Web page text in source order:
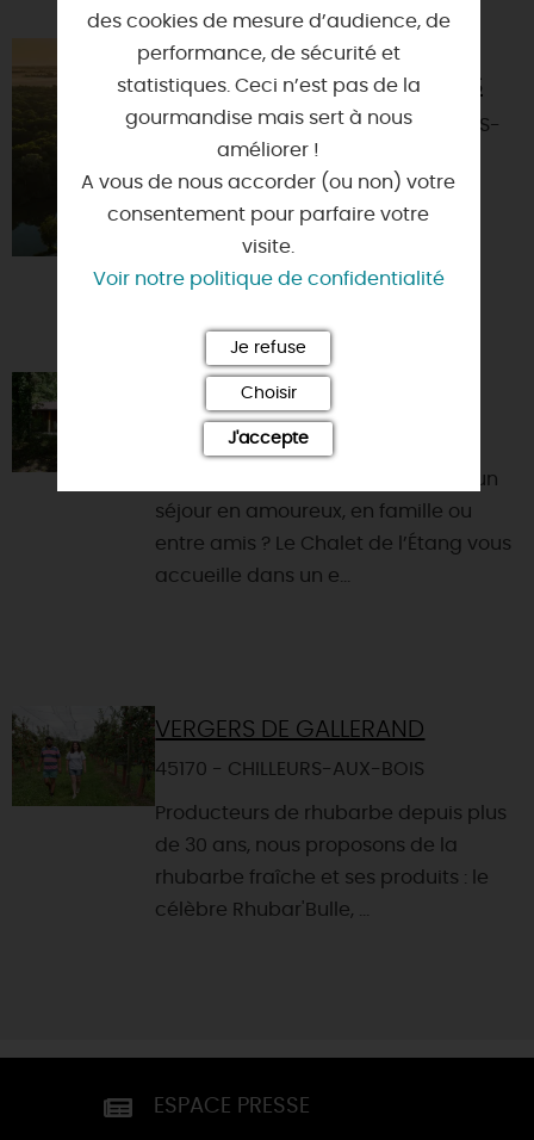
CHÂTEAU DE
CHAMEROLLES
45170 - CHILLEURS-
CHALET DE L'ETANG
45170 - COURCY-AUX-LOGES
Envie de calme et de nature pour un
séjour en amoureux, en famille ou
entre amis ? Le Chalet de l’Étang vous
accueille dans un e...
VERGERS DE GALLERAND
45170 - CHILLEURS-AUX-BOIS
Producteurs de rhubarbe depuis plus
de 30 ans, nous proposons de la
rhubarbe fraîche et ses produits : le
célèbre Rhubar'Bulle, ...
ESPACE PRESSE
des cookies de mesure d’audience, de
performance, de sécurité et
statistiques. Ceci n’est pas de la
gourmandise mais sert à nous
améliorer !
A vous de nous accorder (ou non) votre
consentement pour parfaire votre
visite.
Voir notre politique de confidentialité
Je refuse
Choisir
J'accepte